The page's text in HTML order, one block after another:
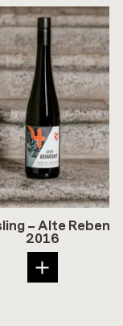
– Alte Reben
2016